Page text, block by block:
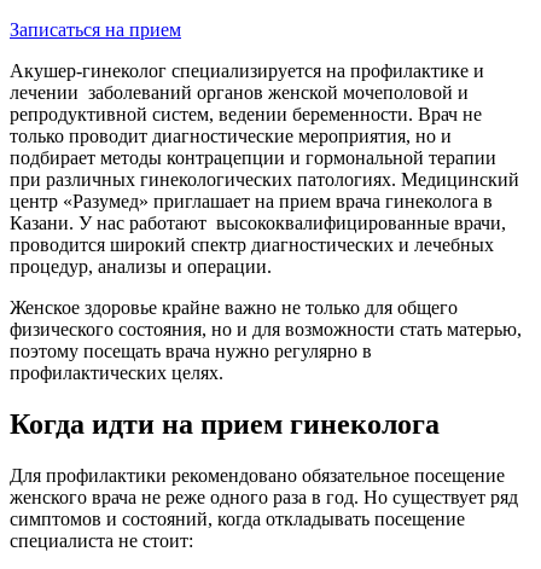
Записаться на прием
Акушер-гинеколог специализируется на профилактике и
лечении заболеваний органов женской мочеполовой и
репродуктивной систем, ведении беременности. Врач не
только проводит диагностические мероприятия, но и
подбирает методы контрацепции и гормональной терапии
при различных гинекологических патологиях. Медицинский
центр «Разумед» приглашает на прием врача гинеколога в
Казани. У нас работают высококвалифицированные врачи,
проводится широкий спектр диагностических и лечебных
процедур, анализы и операции.
Женское здоровье крайне важно не только для общего
физического состояния, но и для возможности стать матерью,
поэтому посещать врача нужно регулярно в
профилактических целях.
Когда идти на прием гинеколога
Для профилактики рекомендовано обязательное посещение
женского врача не реже одного раза в год. Но существует ряд
симптомов и состояний, когда откладывать посещение
специалиста не стоит: